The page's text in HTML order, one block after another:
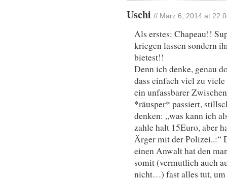
Uschi // März 6, 2014 at
Als erstes: Chapeau!!
kriegen lassen sondern
bietest!!
Denn ich denke, genau
dass einfach viel zu
ein unfassbarer
*räusper* passiert,
denken: „was kann ich
zahle halt 15Euro, aber
Ärger mit der Polizei..:“
einen Anwalt hat den
somit (vermutlich auch
nicht…) fast alles tut, um